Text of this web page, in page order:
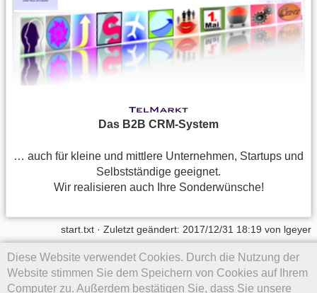
Das B2B CRM-System
… auch für kleine und mittlere Unternehmen, Startups und
Selbstständige geeignet.
Wir realisieren auch Ihre Sonderwünsche!
Diese Website verwendet Cookies. Durch die Nutzung der
Website stimmen Sie dem Speichern von Cookies auf Ihrem
Computer zu. Außerdem bestätigen Sie, dass Sie unsere
start.txt · Zuletzt geändert: 2017/12/31 18:19 von lgeyer
Falls nicht anders bezeichnet, ist der Inhalt dieses Wikis unter der
folgenden Lizenz veröffentlicht:
CC Attribution-Share Alike 4.0
International